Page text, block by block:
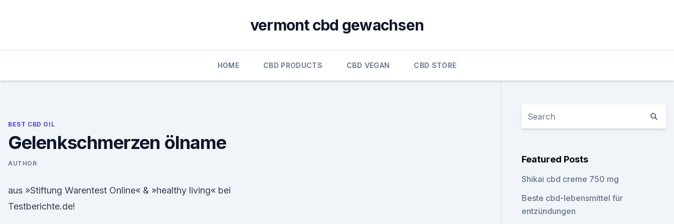
vermont cbd gewachsen
HOME CBD PRODUCTS CBD VEGAN CBD STORE
BEST CBD OIL
Gelenkschmerzen ölname
AUTHOR
aus »Stiftung Warentest Online« & »healthy living« bei
Testberichte.de!
Featured Posts
Shikai cbd creme 750 mg
Beste cbd-lebensmittel für
entzündungen